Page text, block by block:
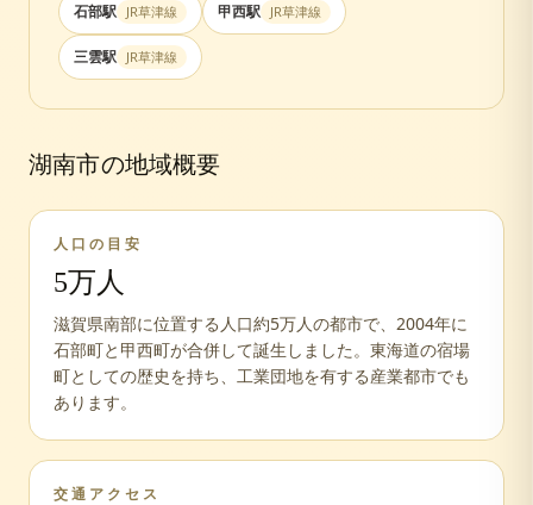
石部駅 JR草津線 甲西駅 JR草津線
三雲駅 JR草津線
湖南市の地域概要
人口の目安
5万人
滋賀県南部に位置する人口約5万人の都市で、2004年に
石部町と甲西町が合併して誕生しました。東海道の宿場
町としての歴史を持ち、工業団地を有する産業都市でも
あります。
交通アクセス